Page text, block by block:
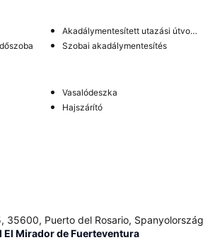
Akadálymentesített utazási útvonal
Szobai akadálymentesítés
Vasalódeszka
Hajszárító
35600, Puerto del Rosario, Spanyolország
El Mirador de Fuerteventura